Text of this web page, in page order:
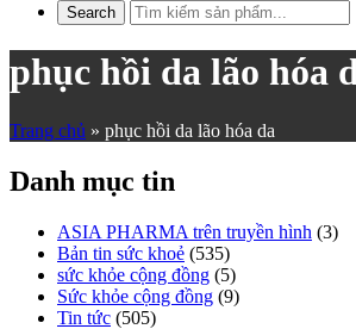
phục hồi da lão hóa
Trang chủ » phục hồi da lão hóa da
Danh mục tin
ASIA PHARMA trên truyền hình (3)
Bản tin sức khoẻ (535)
sức khỏe cộng đồng (5)
Sức khỏe cộng đồng (9)
Tin tức (505)